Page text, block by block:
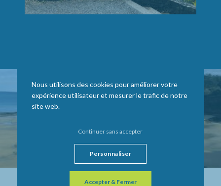
Nous utilisons des cookies pour améliorer votre
expérience utilisateur et mesurer le trafic de notre
site web.
Accepter & Fermer
Continuer sans accepter
Personnaliser